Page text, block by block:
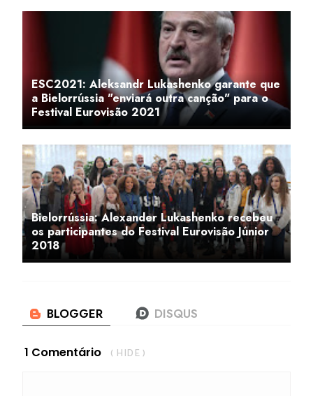
ESC2021: Aleksandr Lukashenko garante que
a Bielorrússia "enviará outra canção" para o
Festival Eurovisão 2021
Bielorrússia: Alexander Lukashenko recebeu
os participantes do Festival Eurovisão Júnior
2018
1 Comentário ( HIDE )